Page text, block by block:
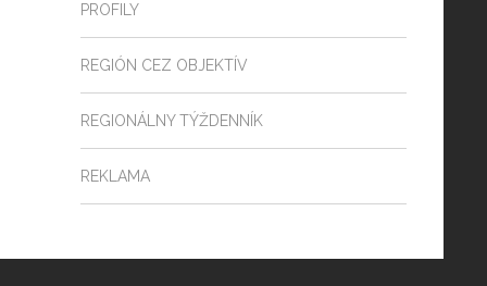
PROFILY
REGIÓN CEZ OBJEKTÍV
REGIONÁLNY TÝŽDENNÍK
REKLAMA